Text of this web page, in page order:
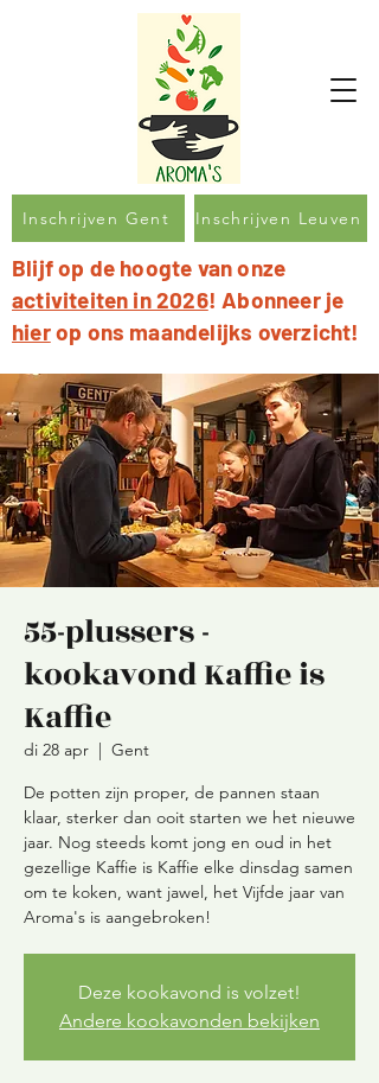
Inschrijven Gent Inschrijven Leuven
Blijf op de hoogte van onze
activiteiten in 2026! Abonneer je
hierop ons maandelijks overzicht!
55-plussers -
kookavond Kaffie is
Kaffie
di 28 apr
  |
Gent
De potten zijn proper, de pannen staan
klaar, sterker dan ooit starten we het nieuwe
jaar. Nog steeds komt jong en oud in het
gezellige Kaffie is Kaffie elke dinsdag samen
om te koken, want jawel, het Vijfde jaar van
Aroma's is aangebroken!
Deze kookavond is volzet!
Andere kookavonden bekijken